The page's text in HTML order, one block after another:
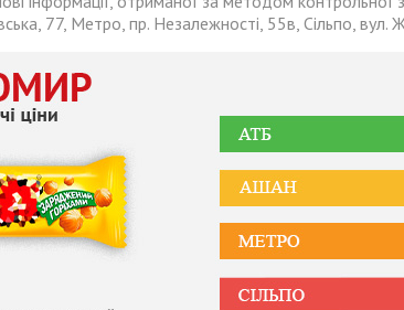
77, Метро, пр. Незалежності, 55в, Сільпо, вул.